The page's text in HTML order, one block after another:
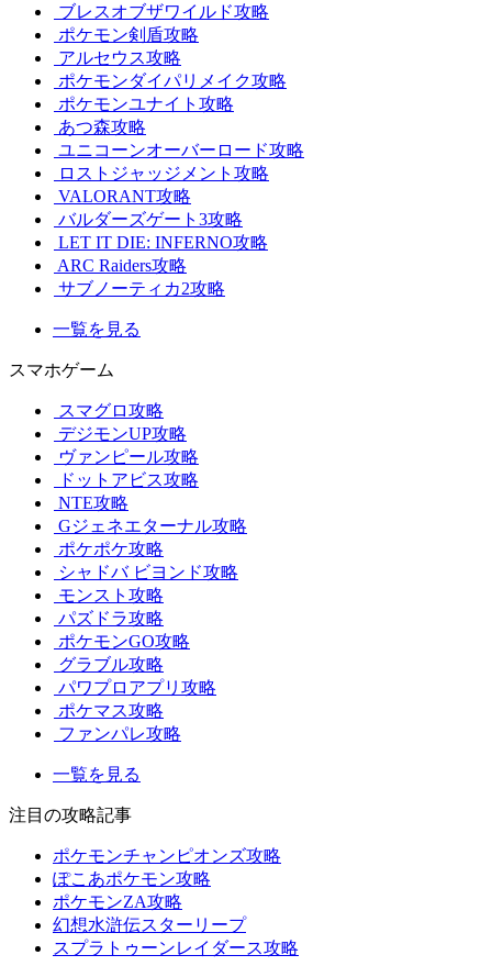
ブレスオブザワイルド攻略
ポケモン剣盾攻略
アルセウス攻略
ポケモンダイパリメイク攻略
ポケモンユナイト攻略
あつ森攻略
ユニコーンオーバーロード攻略
ロストジャッジメント攻略
VALORANT攻略
バルダーズゲート3攻略
LET IT DIE: INFERNO攻略
ARC Raiders攻略
サブノーティカ2攻略
一覧を見る
スマホゲーム
スマグロ攻略
デジモンUP攻略
ヴァンピール攻略
ドットアビス攻略
NTE攻略
Gジェネエターナル攻略
ポケポケ攻略
シャドバ ビヨンド攻略
モンスト攻略
パズドラ攻略
ポケモンGO攻略
グラブル攻略
パワプロアプリ攻略
ポケマス攻略
ファンパレ攻略
一覧を見る
注目の攻略記事
ポケモンチャンピオンズ攻略
ぽこあポケモン攻略
ポケモンZA攻略
幻想水滸伝スターリープ
スプラトゥーンレイダース攻略